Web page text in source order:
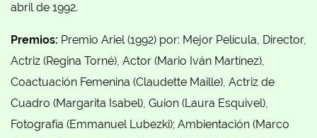
abril de 1992.
Premios: Premio Ariel (1992) por: Mejor Película, Director,
Actriz (Regina Torné), Actor (Mario Iván Martínez),
Coactuación Femenina (Claudette Maille), Actriz de
Cuadro (Margarita Isabel), Guion (Laura Esquivel),
Fotografía (Emmanuel Lubezki); Ambientación (Marco